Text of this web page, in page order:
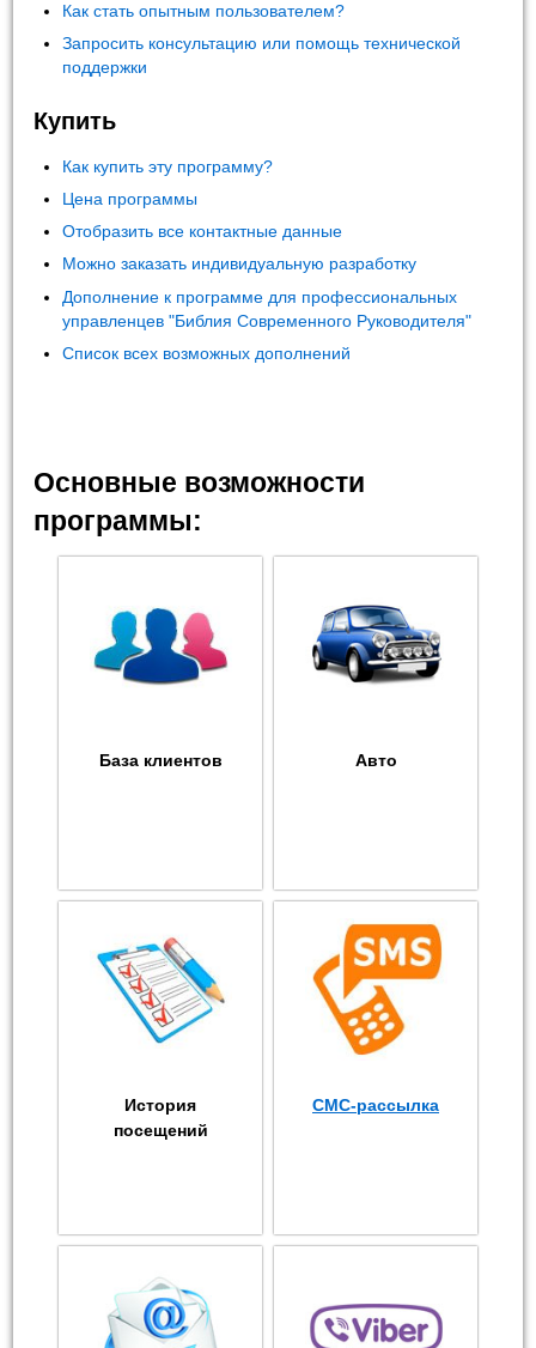
Как стать опытным пользователем?
Запросить консультацию или помощь технической
поддержки
Купить
Как купить эту программу?
Цена программы
Отобразить все контактные данные
Можно заказать индивидуальную разработку
Дополнение к программе для профессиональных
управленцев "Библия Современного Руководителя"
Список всех возможных дополнений
Основные возможности
программы:
База клиентов Авто
История
посещений
СМС-рассылка